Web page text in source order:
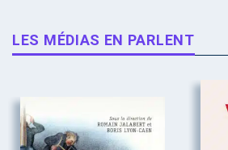
LES MÉDIAS EN PARLENT